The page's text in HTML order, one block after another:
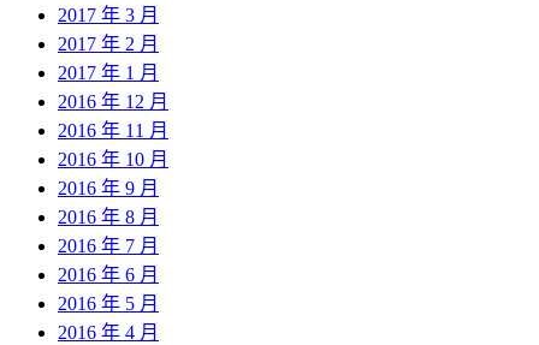
2017 年 3 月
2017 年 2 月
2017 年 1 月
2016 年 12 月
2016 年 11 月
2016 年 10 月
2016 年 9 月
2016 年 8 月
2016 年 7 月
2016 年 6 月
2016 年 5 月
2016 年 4 月